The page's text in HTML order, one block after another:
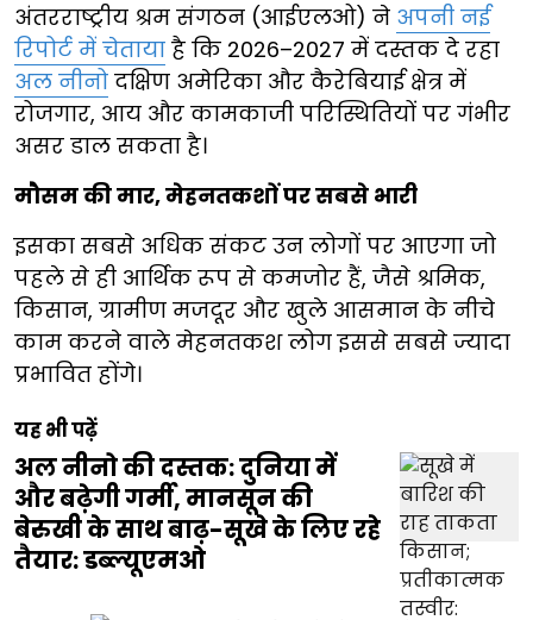
अंतरराष्ट्रीय श्रम संगठन (आईएलओ) ने अपनी नई
रिपोर्ट में चेताया है कि 2026–2027 में दस्तक दे रहा
अल नीनो दक्षिण अमेरिका और कैरेबियाई क्षेत्र में
रोजगार, आय और कामकाजी परिस्थितियों पर गंभीर
असर डाल सकता है।
मौसम की मार, मेहनतकशों पर सबसे भारी
इसका सबसे अधिक संकट उन लोगों पर आएगा जो
पहले से ही आर्थिक रूप से कमजोर हैं, जैसे श्रमिक,
किसान, ग्रामीण मजदूर और खुले आसमान के नीचे
काम करने वाले मेहनतकश लोग इससे सबसे ज्यादा
प्रभावित होंगे।
यह भी पढ़ें
अल नीनो की दस्तक: दुनिया में
और बढ़ेगी गर्मी, मानसून की
बेरुखी के साथ बाढ़-सूखे के लिए रहे
तैयार: डब्ल्यूएमओ